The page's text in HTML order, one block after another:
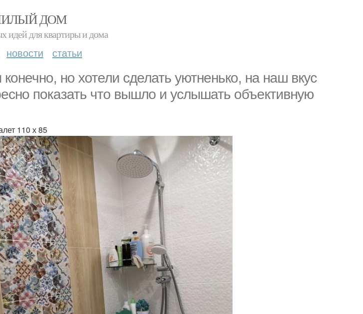
ДОМ
идей для квартиры и дома
новости статьи
но хотели сделать уютненько, на наш вкус
показать что вышло и услышать объективную
110 х 85